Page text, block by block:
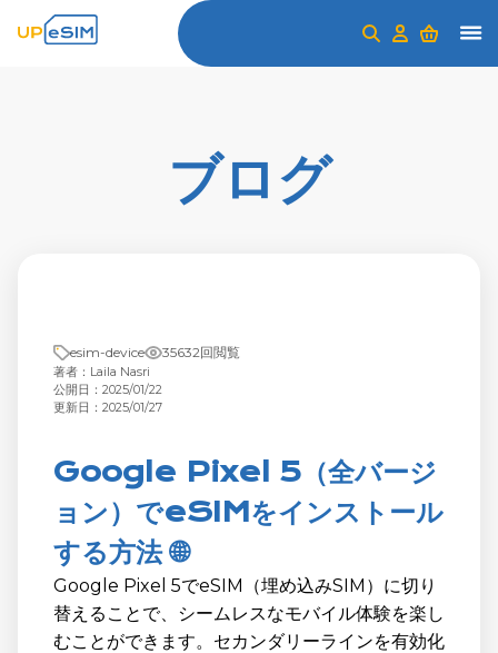
ブログ
esim-device 35632回閲覧
著者：Laila Nasri
公開日：2025/01/22
更新日：2025/01/27
Google Pixel 5（全バージ
ョン）でeSIMをインストール
する方法 🌐
Google Pixel 5でeSIM（埋め込みSIM）に切り
替えることで、シームレスなモバイル体験を楽し
むことができます。セカンダリーラインを有効化